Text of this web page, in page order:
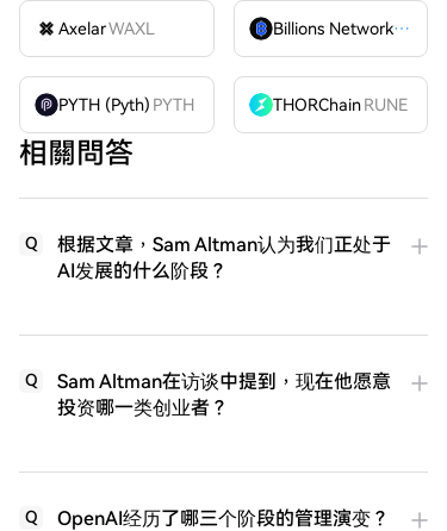
AxelarWAXL Billions Network
BILL
PYTH (Pyth) PYTH THORChain RUNE
相關問答
Q
根据文章，Sam Altman认为我们正处于
AI发展的什么阶段？
Q
Sam Altman在访谈中提到，现在他愿意
投资哪一类创业者？
Q OpenAI经历了哪三个阶段的管理演变？